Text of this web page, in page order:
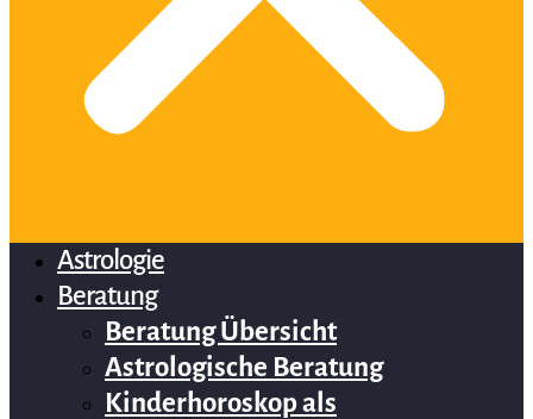
Astrologie
Beratung
Beratung Übersicht
Astrologische Beratung
Kinderhoroskop als